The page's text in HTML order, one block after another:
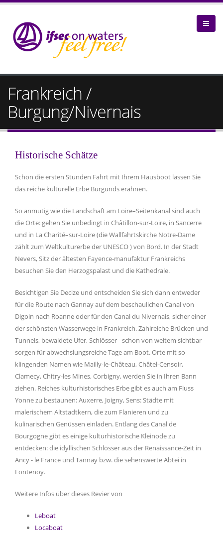
Frankreich /
Burgung/Nivernais
Historische Schätze
Schon die ersten Stunden Fahrt mit Ihrem Hausboot lassen Sie
das reiche kulturelle Erbe Burgunds erahnen.
So anmutig wie die Landschaft am Loire–Seitenkanal sind auch
die Orte: gehen Sie unbedingt in Châtillon-sur-Loire, in Sancerre
und in La Charité–sur-Loire (die Wallfahrtskirche Notre-Dame
zählt zum Weltkulturerbe der UNESCO ) von Bord. In der Stadt
Nevers, Sitz der ältesten Fayence-manufaktur Frankreichs
besuchen Sie den Herzogspalast und die Kathedrale.
Besichtigen Sie Decize und entscheiden Sie sich dann entweder
für die Route nach Gannay auf dem beschaulichen Canal von
Digoin nach Roanne oder für den Canal du Nivernais, sicher einer
der schönsten Wasserwege in Frankreich. Zahlreiche Brücken und
Tunnels, bewaldete Ufer, Schlösser - schon von weitem sichtbar -
sorgen für abwechslungsreiche Tage am Boot. Orte mit so
klingenden Namen wie Mailly-le-Château, Châtel-Censoir,
Clamecy, Chitry-les Mines, Corbigny, werden Sie in Ihren Bann
ziehen. Reiches kulturhistorisches Erbe gibt es auch am Fluss
Yonne zu bestaunen: Auxerre, Joigny, Sens: Städte mit
malerischem Altstadtkern, die zum Flanieren und zu
kulinarischen Genüssen einladen. Entlang des Canal de
Bourgogne gibt es einige kulturhistorische Kleinode zu
entdecken: die idyllischen Schlösser aus der Renaissance-Zeit in
Ancy - le France und Tannay bzw. die sehenswerte Abtei in
Fontenoy.
Weitere Infos über dieses Revier von
Leboat
Locaboat